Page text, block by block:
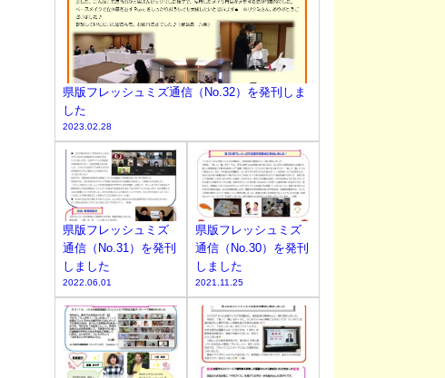
県版フレッシュミズ通信（No.32）を発刊しま
した
2023.02.28
県版フレッシュミズ
通信（No.31）を発刊
しました
2022.06.01
県版フレッシュミズ
通信（No.30）を発刊
しました
2021.11.25